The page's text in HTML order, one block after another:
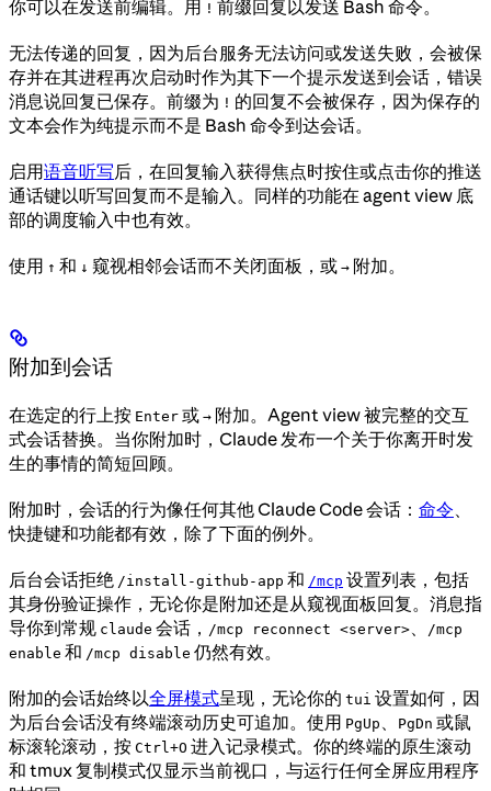
你可以在发送前编辑。用 ! 前缀回复以发送 Bash 命令。
无法传递的回复，因为后台服务无法访问或发送失败，会被保
存并在其进程再次启动时作为其下一个提示发送到会话，错误
消息说回复已保存。前缀为 ! 的回复不会被保存，因为保存的
文本会作为纯提示而不是 Bash 命令到达会话。
启用语音听写后，在回复输入获得焦点时按住或点击你的推送
通话键以听写回复而不是输入。同样的功能在 agent view 底
部的调度输入中也有效。
使用 ↑ 和 ↓ 窥视相邻会话而不关闭面板，或 → 附加。
附加到会话
在选定的行上按 Enter 或 → 附加。Agent view 被完整的交互
式会话替换。当你附加时，Claude 发布一个关于你离开时发
生的事情的简短回顾。
附加时，会话的行为像任何其他 Claude Code 会话： 命令
快捷键和功能都有效，除了下面的例外。
后台会话拒绝 /install-github-app 和 /mcp 设置列表，包括
其身份验证操作，无论你是附加还是从窥视面板回复。消息指
导你到常规 claude 会话， /mcp reconnect <server>
/mcp
enable 和 /mcp disable 仍然有效。
附加的会话始终以全屏模式呈现，无论你的 tui 设置如何，因
为后台会话没有终端滚动历史可追加。使用 PgUp PgDn 或鼠
标滚轮滚动，按 Ctrl+O 进入记录模式。你的终端的原生滚动
和 tmux 复制模式仅显示当前视口，与运行任何全屏应用程序